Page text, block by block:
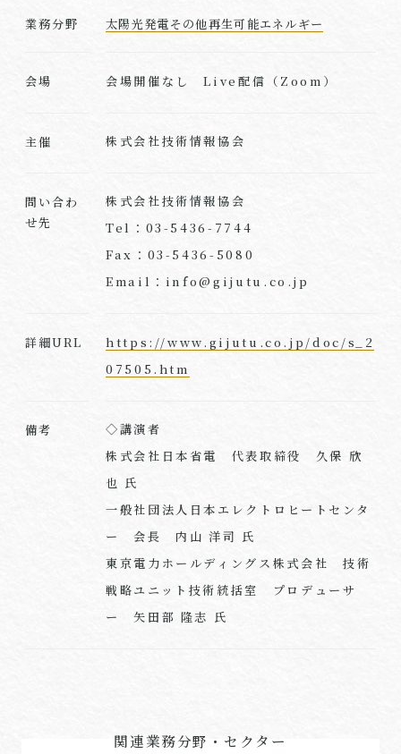
業務分野 太陽光発電その他再生可能エネルギー
会場 会場開催なし Live配信（Zoom）
主催 株式会社技術情報協会
問い合わ
せ先
株式会社技術情報協会
Tel：03-5436-7744
Fax：03-5436-5080
Email：info@gijutu.co.jp
詳細URL
https://www.gijutu.co.jp/doc/s_2
07505.htm
備考
◇講演者
株式会社日本省電 代表取締役 久保 欣
也 氏
一般社団法人日本エレクトロヒートセンタ
ー 会長 内山 洋司 氏
東京電力ホールディングス株式会社 技術
戦略ユニット技術統括室 プロデューサ
ー 矢田部 隆志 氏
関連業務分野・セクター